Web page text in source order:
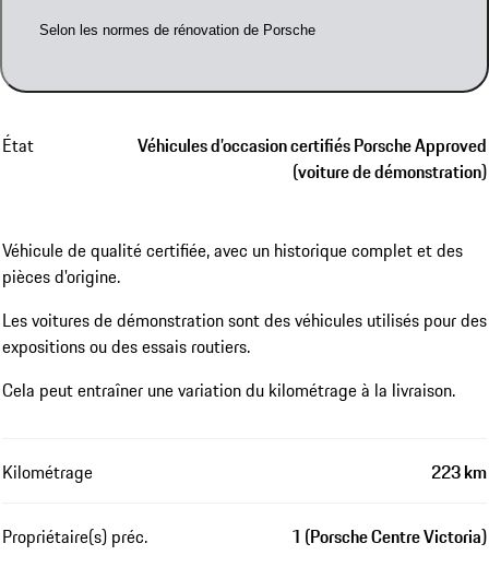
Selon les normes de rénovation de Porsche
État
Véhicules d’occasion certifiés Porsche Approved
(voiture de démonstration)
Véhicule de qualité certifiée, avec un historique complet et des
pièces d'origine.
Les voitures de démonstration sont des véhicules utilisés pour des
expositions ou des essais routiers.
Cela peut entraîner une variation du kilométrage à la livraison.
Kilométrage 223 km
Propriétaire(s) préc. 1 (Porsche Centre Victoria)